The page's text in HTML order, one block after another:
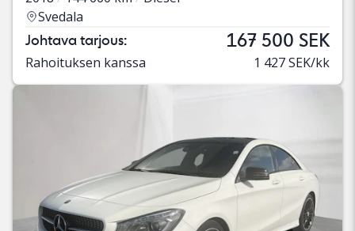
Svedala
Johtava tarjous: 167 500 SEK
Rahoituksen kanssa 1 427 SEK/kk